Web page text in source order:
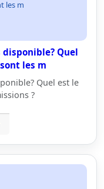
les m
Quel
les m
Quel est le
?